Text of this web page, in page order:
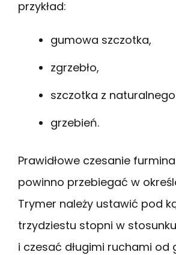
przykład:
gumowa szczotka,
zgrzebło,
szczotka z naturalnego
grzebień.
Prawidłowe czesanie
powinno przebiegać w
Trymer należy ustawić pod
trzydziestu stopni w
i czesać długimi ruchami od